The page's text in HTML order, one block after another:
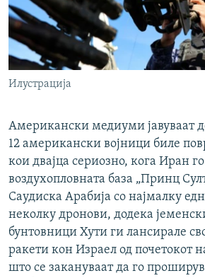
Илустрација
Американски медиуми јавуваат
12 американски војници биле
кои двајца сериозно, кога Иран
воздухопловната база „Принц
Саудиска Арабија со најмалку
неколку дронови, додека
бунтовници Хути ги лансирале
ракети кон Израел од почетокот
што се закануваат да го